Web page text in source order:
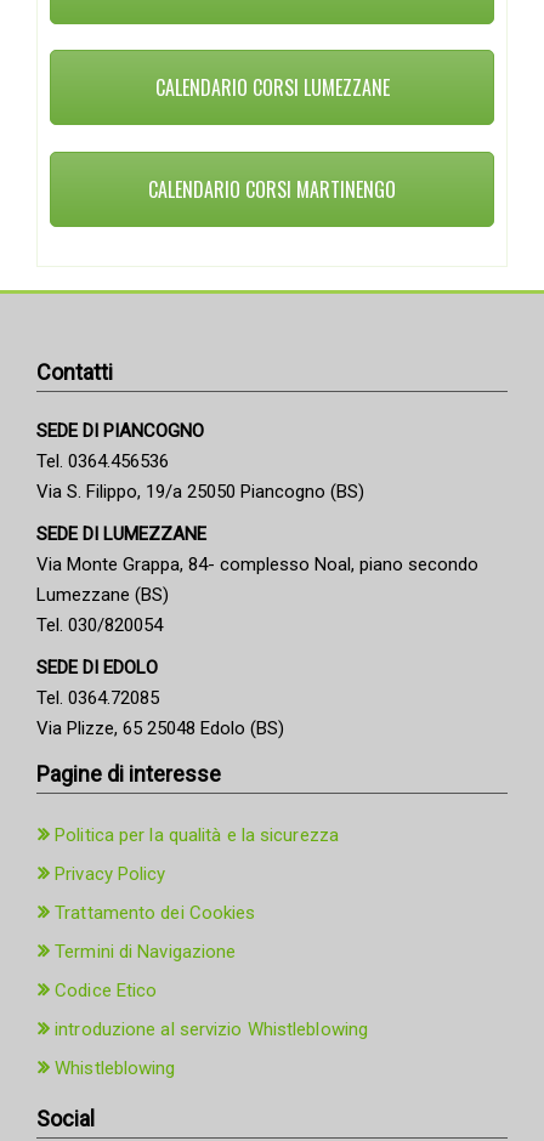
CALENDARIO CORSI LUMEZZANE
CALENDARIO CORSI MARTINENGO
Contatti
SEDE DI PIANCOGNO
Tel. 0364.456536
Via S. Filippo, 19/a 25050 Piancogno (BS)
SEDE DI LUMEZZANE
Via Monte Grappa, 84- complesso Noal, piano secondo
Lumezzane (BS)
Tel. 030/820054
SEDE DI EDOLO
Tel. 0364.72085
Via Plizze, 65 25048 Edolo (BS)
Pagine di interesse
Politica per la qualità e la sicurezza
Privacy Policy
Trattamento dei Cookies
Termini di Navigazione
Codice Etico
introduzione al servizio Whistleblowing
Whistleblowing
Social